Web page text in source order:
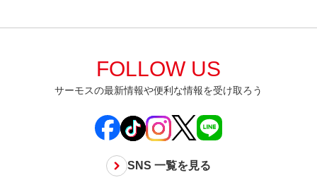
FOLLOW US
サーモスの最新情報や便利な情報を受け取ろう
SNS 一覧を見る